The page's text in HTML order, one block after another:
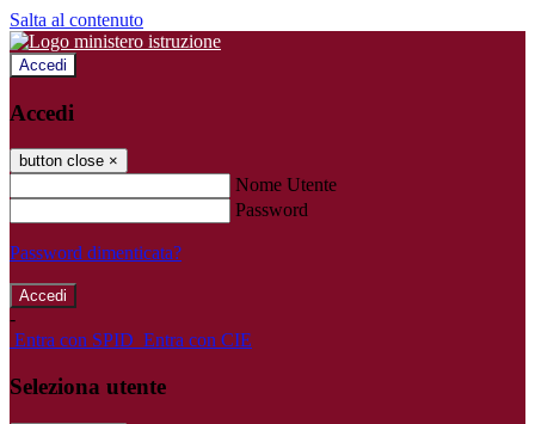
Salta al contenuto
Accedi
Accedi
button close ×
Nome Utente
Password
Password dimenticata?
-
Entra con SPID Entra con CIE
Seleziona utente